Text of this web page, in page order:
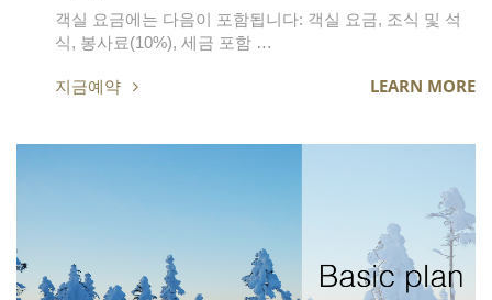
객실 요금에는 다음이 포함됩니다: 객실 요금, 조식 및 석
식, 봉사료(10%), 세금 포함 …
지금예약 LEARN MORE